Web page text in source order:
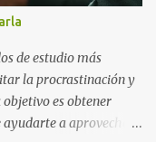
dicho trabajo
Nombre del maestro
de estudio más
la procrastinación y
es obtener
ayudarte a aprovechar